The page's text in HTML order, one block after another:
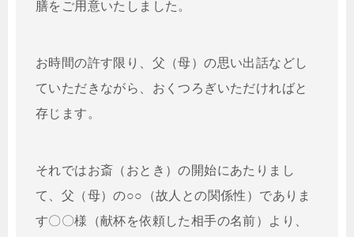
膳をご用意いたしました。
お時間の許す限り、父（母）の思い出話などし
ていただきながら、おくつろぎいただければと
存じます。
それではお斎（おとき）の開始にあたりまし
て、父（母）の○○（故人との関係性）でありま
す〇〇様（献杯を依頼した相手の名前）より、